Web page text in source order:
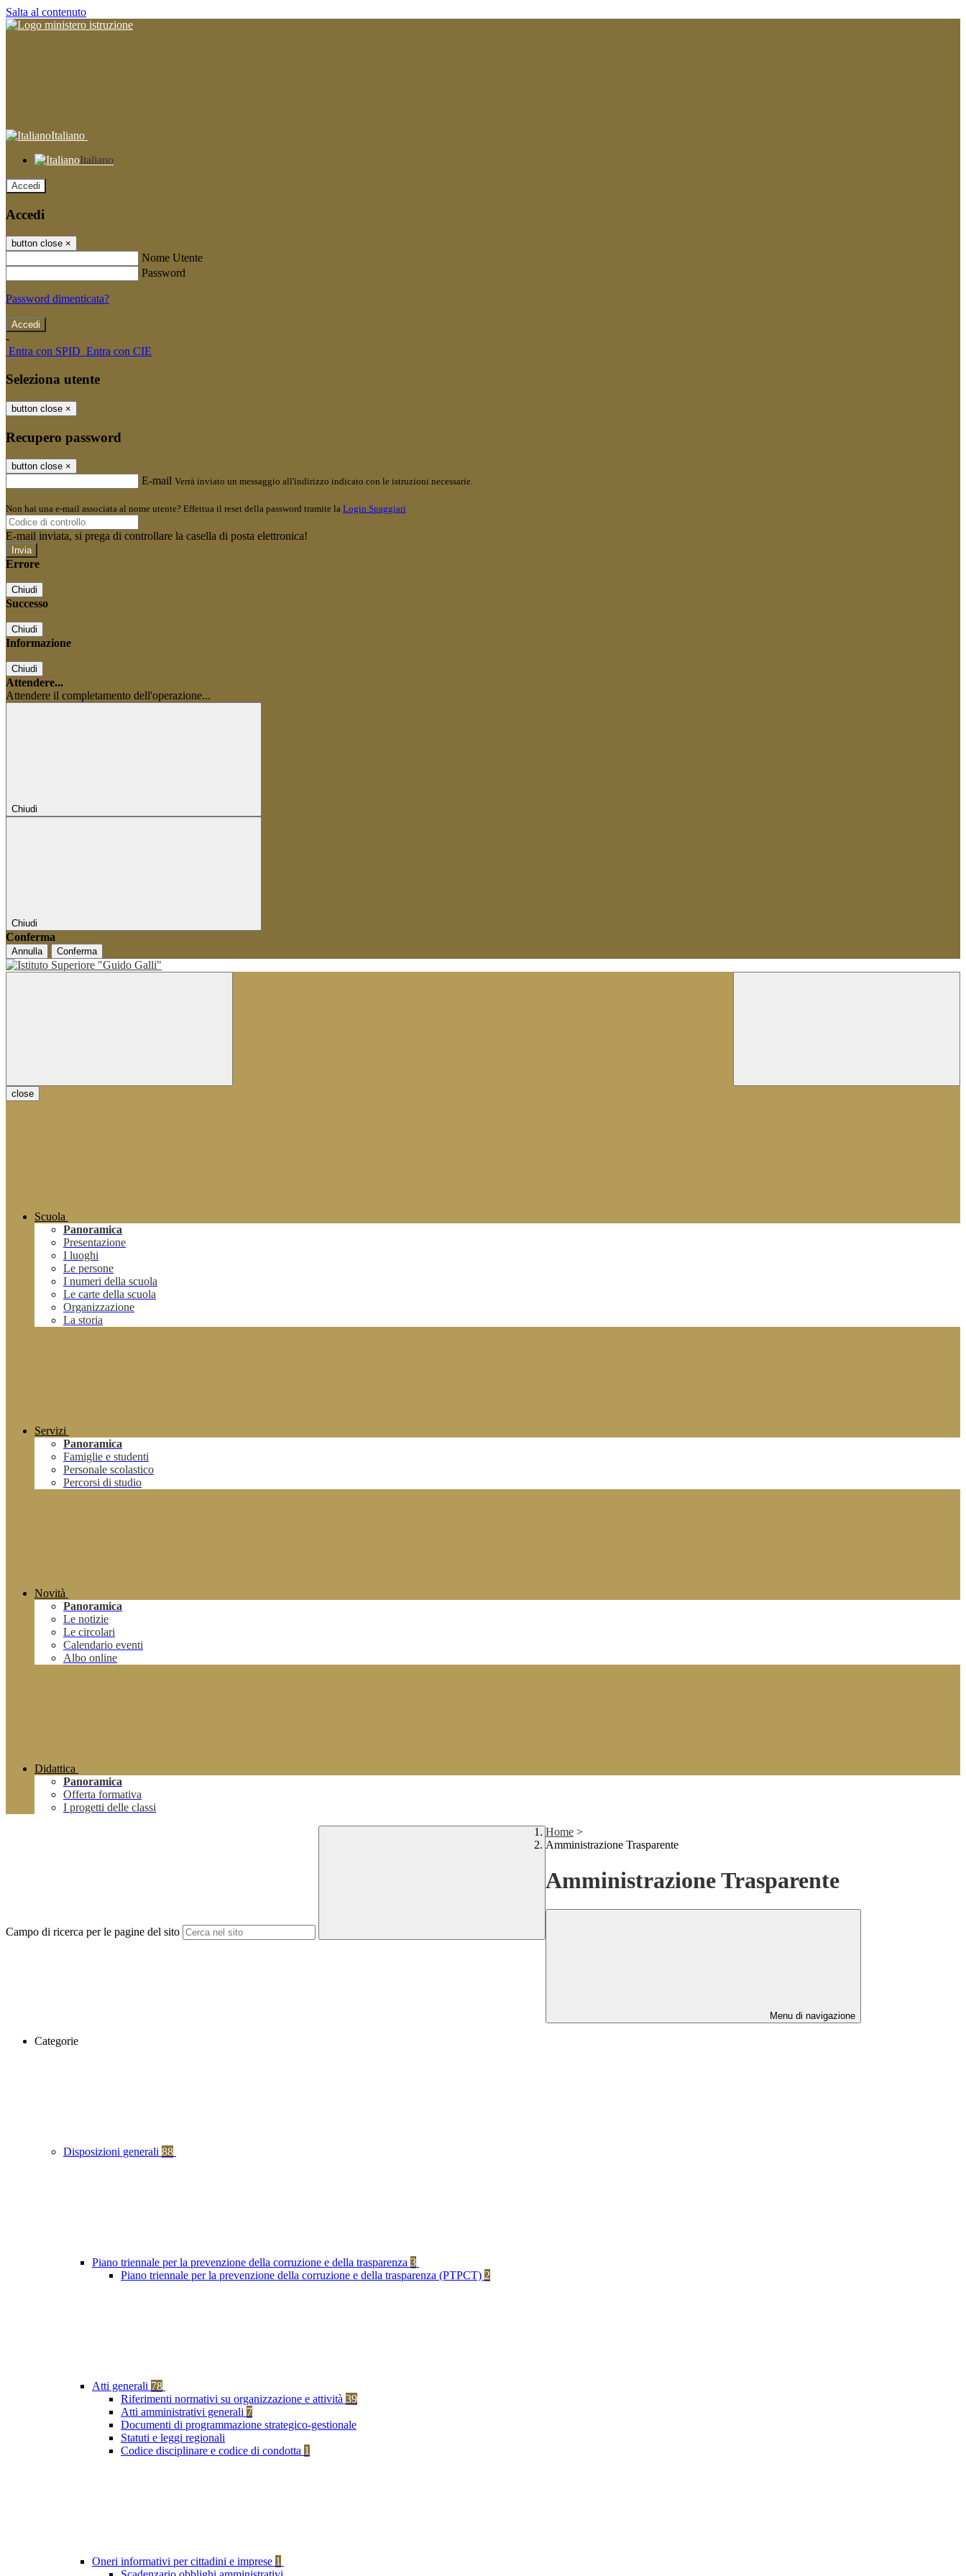
Salta al contenuto
Italiano
Italiano
Accedi
Accedi
button close ×
Nome Utente
Password
Password dimenticata?
-
Entra con SPID Entra con CIE
Seleziona utente
button close ×
Recupero password
button close ×
E-mail Verrà inviato un messaggio all'indirizzo indicato con le istruzioni necessarie.
Non hai una e-mail associata al nome utente? Effettua il reset della password tramite la Login Spaggiari
E-mail inviata, si prega di controllare la casella di posta elettronica!
Errore
Chiudi
Successo
Chiudi
Informazione
Chiudi
Attendere...
Attendere il completamento dell'operazione...
Chiudi
Chiudi
Conferma
Annulla Conferma
close
Scuola
Panoramica
Presentazione
I luoghi
Le persone
I numeri della scuola
Le carte della scuola
Organizzazione
La storia
Servizi
Panoramica
Famiglie e studenti
Personale scolastico
Percorsi di studio
Novità
Panoramica
Le notizie
Le circolari
Calendario eventi
Albo online
Didattica
Panoramica
Offerta formativa
I progetti delle classi
Campo di ricerca per le pagine del sito
Home >
Amministrazione Trasparente
Amministrazione Trasparente
Menu di navigazione
Categorie
Disposizioni generali 88
Piano triennale per la prevenzione della corruzione e della trasparenza 3
Piano triennale per la prevenzione della corruzione e della trasparenza (PTPCT) 2
Atti generali 78
Riferimenti normativi su organizzazione e attività 39
Atti amministrativi generali 7
Documenti di programmazione strategico-gestionale
Statuti e leggi regionali
Codice disciplinare e codice di condotta 1
Oneri informativi per cittadini e imprese 1